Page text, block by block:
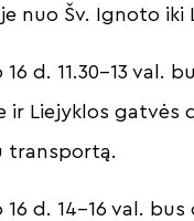
nuo Šv. Ignoto
16 d. 11.30–13
ir Liejyklos gatvės
transportą.
16 d. 14–16 val.